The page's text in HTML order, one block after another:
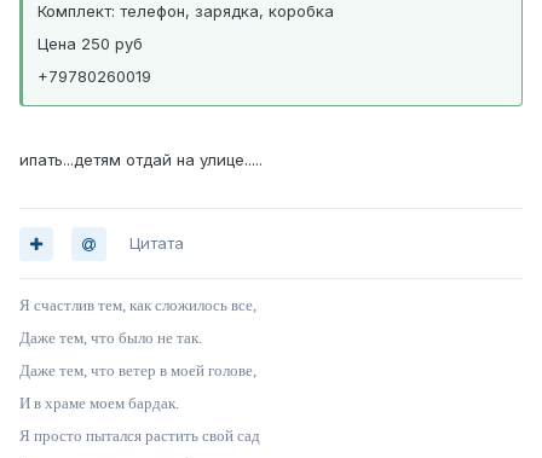
Комплект: телефон, зарядка, коробка
Цена 250 руб
+79780260019
ипать...детям отдай на улице.....
Цитата
Я счастлив тем, как сложилось все,
Даже тем, что было не так.
Даже тем, что ветер в моей голове,
И в храме моем бардак.
Я просто пытался растить свой сад